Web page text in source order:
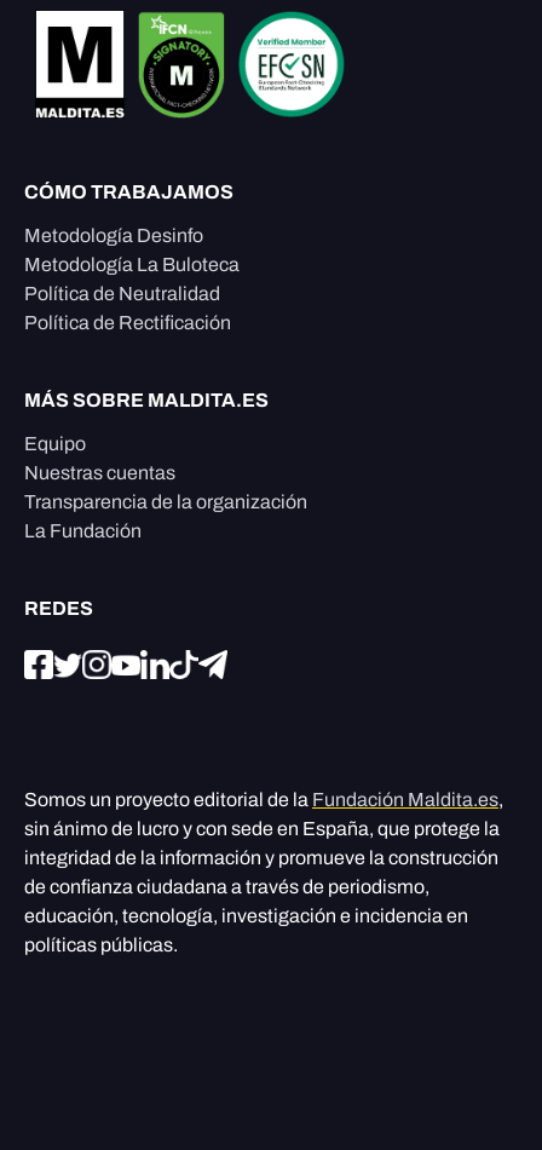
CÓMO TRABAJAMOS
Metodología Desinfo
Metodología La Buloteca
Política de Neutralidad
Política de Rectificación
MÁS SOBRE MALDITA.ES
Equipo
Nuestras cuentas
Transparencia de la organización
La Fundación
REDES
Somos un proyecto editorial de la Fundación Maldita.es,
sin ánimo de lucro y con sede en España, que protege la
integridad de la información y promueve la construcción
de confianza ciudadana a través de periodismo,
educación, tecnología, investigación e incidencia en
políticas públicas.